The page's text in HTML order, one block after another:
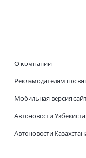
О компании
Рекламодателям
Мобильная версия
Автоновости
Автоновости